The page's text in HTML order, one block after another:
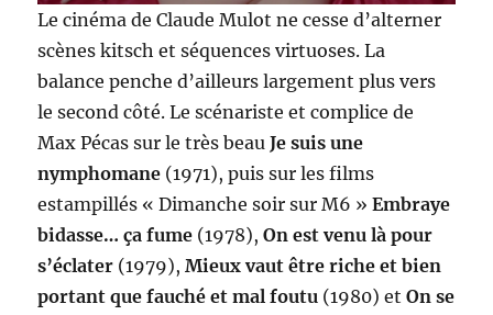
Le cinéma de Claude Mulot ne cesse d’alterner
scènes kitsch et séquences virtuoses. La
balance penche d’ailleurs largement plus vers
le second côté. Le scénariste et complice de
Max Pécas sur le très beauJe suis une
nymphomane (1971), puis sur les films
estampillés « Dimanche soir sur M6 »Embraye
bidasse… ça fume (1978),On est venu là pour
s’éclater (1979),Mieux vaut être riche et bien
portant que fauché et mal foutu (1980) etOn se